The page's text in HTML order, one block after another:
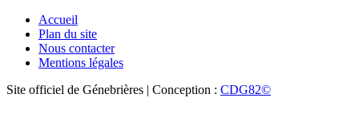
Accueil
Plan du site
Nous contacter
Mentions légales
Site officiel de Génebrières | Conception : CDG82©